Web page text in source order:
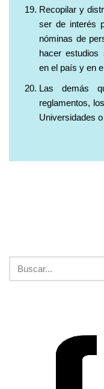
Recopilar y
ser de interés
nóminas de
hacer estudios
en el país y en
Las demás
reglamentos,
Universidades